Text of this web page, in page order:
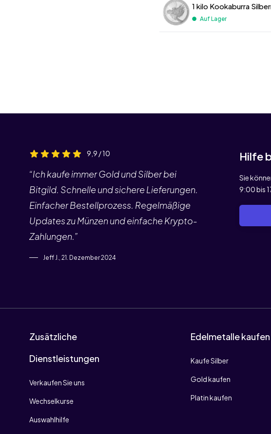
1 kilo Kookaburra
Auf Lager
9,9 / 10
“Ich kaufe immer Gold und Silber bei
Bitgild. Schnelle und sichere Lieferungen.
Einfacher Bestellprozess. Regelmäßige
Updates zu Münzen und einfache Krypto-
Zahlungen.”
Jeff J., 21. Dezember 2024
Hilfe
Sie
9:00 bis
Zusätzliche
Dienstleistungen
Verkaufen Sie uns
Wechselkurse
Auswahlhilfe
Edelmetalle kaufen
Kaufe Silber
Gold kaufen
Platin kaufen